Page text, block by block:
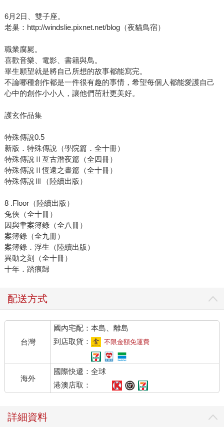
6月2日、雙子座。
老巢：http://windslie.pixnet.net/blog（夜貓鳥宿）
職業腐屍。
喜歡音樂、電影、書籍與鳥。
畢生願望就是將自己所想的故事都能寫完。
不論哪種創作都是一件很有趣的事情，希望每個人都能愛護自己
心中的創作小小人，讓他們茁壯更美好。
護玄作品集
特殊傳說0.5
新版．特殊傳說（學院篇．全十冊）
特殊傳說Ⅱ亙古潛夜篇（全四冊）
特殊傳說Ⅱ恆遠之晝篇（全十冊）
特殊傳說Ⅲ（陸續出版）
8 .Floor（陸續出版）
兔俠（全十冊）
因與聿案簿錄（全八冊）
案簿錄（全九冊）
案簿錄．浮生（陸續出版）
異動之刻（全十冊）
十年．踏痕歸
配送方式
台灣
國內宅配：本島、離島
到店取貨：
不限金額免運費
海外
國際快遞：全球
港澳店取：
詳細資料